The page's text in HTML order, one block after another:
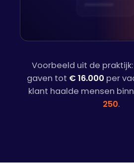
Voorbeeld uit de
gaven tot € 16.000 per
klant haalde mensen
250.